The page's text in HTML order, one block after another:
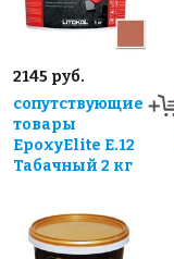
2145 руб.
сопутствующие
товары
EpoxyElite E.12
Табачный 2 кг